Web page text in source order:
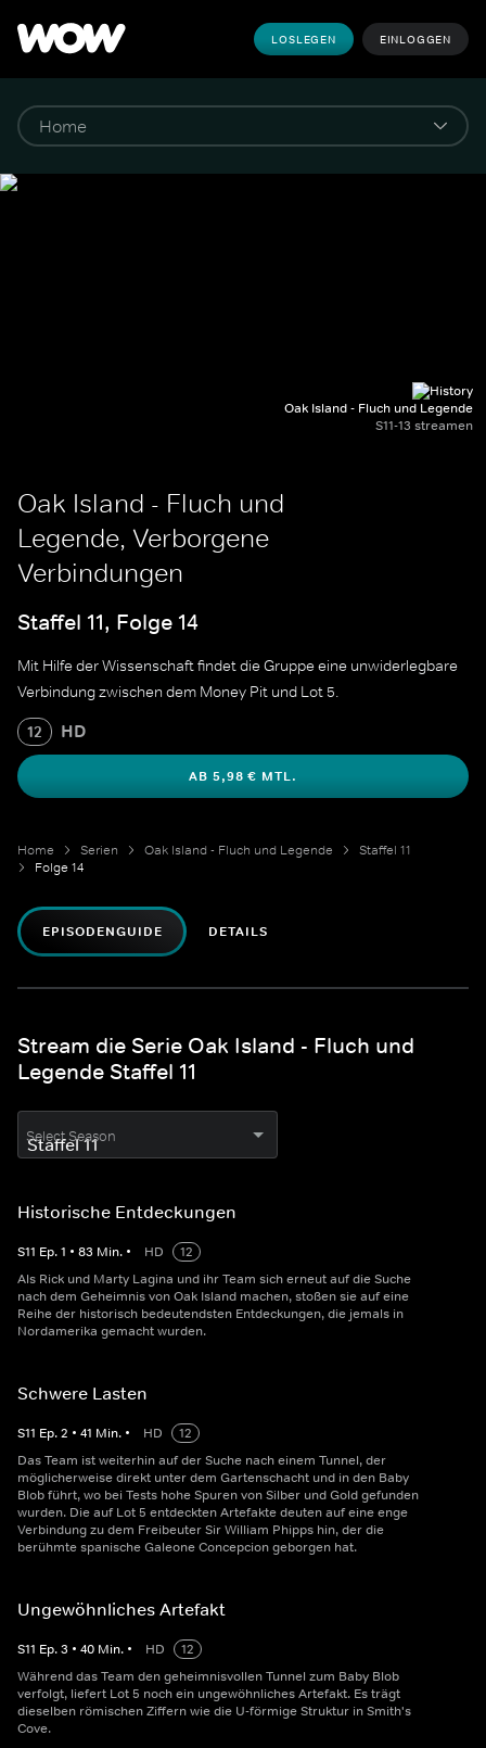
LOSLEGEN EINLOGGEN
Oak Island - Fluch und Legende
S11-13 streamen
Oak Island - Fluch und
Legende, Verborgene
Verbindungen
Staffel 11, Folge 14
Mit Hilfe der Wissenschaft findet die Gruppe eine unwiderlegbare
Verbindung zwischen dem Money Pit und Lot 5.
12 HD
AB 5,98 € MTL.
Home Serien Oak Island - Fluch und Legende
Staffel 11
Folge 14
EPISODENGUIDE DETAILS
Stream die Serie Oak Island - Fluch und
Legende Staffel 11
Select Season
Historische Entdeckungen
S11 Ep.1 • 83 Min. • HD
12
Als Rick und Marty Lagina und ihr Team sich erneut auf die Suche
nach dem Geheimnis von Oak Island machen, stoßen sie auf eine
Reihe der historisch bedeutendsten Entdeckungen, die jemals in
Nordamerika gemacht wurden.
Schwere Lasten
S11 Ep.2 • 41 Min. • HD
12
Das Team ist weiterhin auf der Suche nach einem Tunnel, der
möglicherweise direkt unter dem Gartenschacht und in den Baby
Blob führt, wo bei Tests hohe Spuren von Silber und Gold gefunden
wurden. Die auf Lot 5 entdeckten Artefakte deuten auf eine enge
Verbindung zu dem Freibeuter Sir William Phipps hin, der die
berühmte spanische Galeone Concepcion geborgen hat.
Ungewöhnliches Artefakt
S11 Ep.3 • 40 Min. • HD
12
Während das Team den geheimnisvollen Tunnel zum Baby Blob
verfolgt, liefert Lot 5 noch ein ungewöhnliches Artefakt. Es trägt
dieselben römischen Ziffern wie die U-förmige Struktur in Smith's
Cove.